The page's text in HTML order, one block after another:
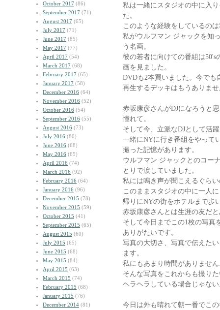
October 2017 (86)
September 2017 (71)
August 2017 (65)
July 2017 (71)
June 2017 (85)
May 2017 (77)
April 2017 (54)
March 2017 (68)
February 2017 (65)
January 2017 (58)
December 2016 (64)
November 2016 (52)
October 2016 (54)
September 2016 (55)
August 2016 (73)
July 2016 (80)
June 2016 (68)
May 2016 (65)
April 2016 (74)
March 2016 (92)
February 2016 (64)
January 2016 (96)
December 2015 (78)
November 2015 (59)
October 2015 (41)
September 2015 (65)
August 2015 (60)
July 2015 (65)
June 2015 (68)
May 2015 (84)
April 2015 (63)
March 2015 (74)
February 2015 (68)
January 2015 (76)
December 2014 (81)
私は一緒にスタジオの中に入
た。
このような経験をしているの
私がウルフマン ジャックを知
う名画。
彼の若者に向けての番組は
画を見ました。
DVDも2本買いました。今でも
再生するデッキはもうありま
赤坂康彦さんがDJになろうと
憧れて。
そして今、立派なDJとして活
一緒にNYに行き番組をやって
撮った記憶があります。
ウルフマン ジャックとのコー
とりで涙していました。
私には鳴き声が聞こえるぐら
このままスタジオの中に一人
帰りにNYの街をホテルまで歩
赤坂康彦さんとは生涯の友だ
そして今日までこの1枚の写真
ありがたいです。
写真の大切さ、写真で伝えた
ます。
私にもあまり時間がありませ
そんな写真をこれからも撮り
ヘラヘラしている場合じゃな
今日は外も晴れて朝一番でこ